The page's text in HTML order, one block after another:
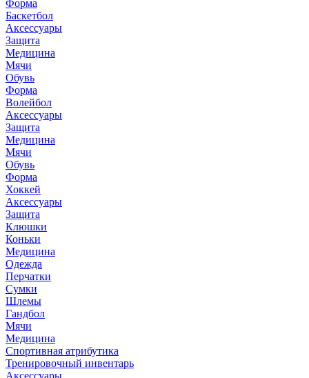
Форма
Баскетбол
Аксессуары
Защита
Медицина
Мячи
Обувь
Форма
Волейбол
Аксессуары
Защита
Медицина
Мячи
Обувь
Форма
Хоккей
Аксессуары
Защита
Клюшки
Коньки
Медицина
Одежда
Перчатки
Сумки
Шлемы
Гандбол
Мячи
Медицина
Спортивная атрибутика
Тренировочный инвентарь
Аксессуары